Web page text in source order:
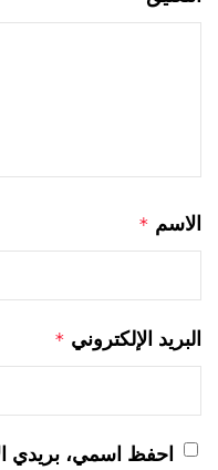
الاسم *
البريد الإلكتروني *
احفظ اسمي، بريدي